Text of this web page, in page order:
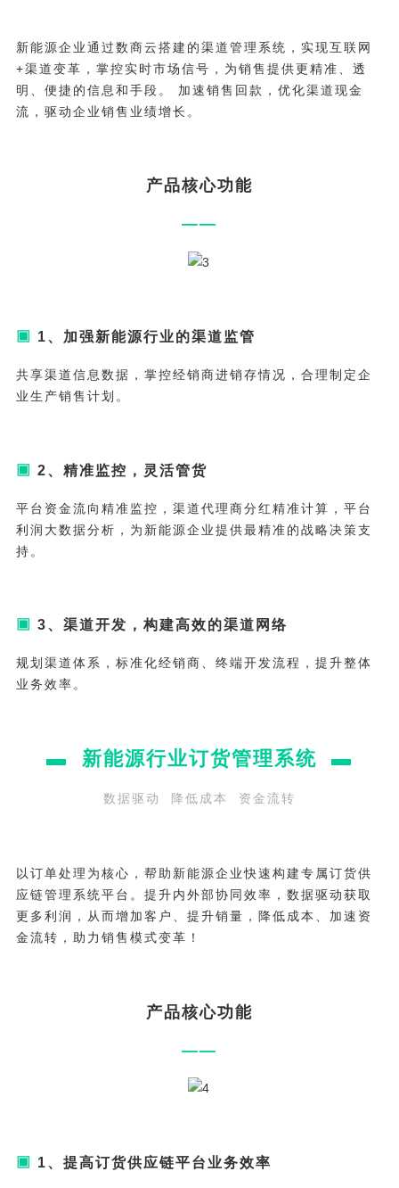
新能源企业通过数商云搭建的渠道管理系统，实现互联网
+渠道变革，掌控实时市场信号，为销售提供更精准、透
明、便捷的信息和手段。 加速销售回款，优化渠道现金
流，驱动企业销售业绩增长。
产品核心功能
——
▣ 1、加强新能源行业的渠道监管
共享渠道信息数据，掌控经销商进销存情况，合理制定企
业生产销售计划。
▣ 2、精准监控，灵活管货
平台资金流向精准监控，渠道代理商分红精准计算，平台
利润大数据分析，为新能源企业提供最精准的战略决策支
持。
▣ 3、 渠道开发，构建高效的渠道网络
规划渠道体系，标准化经销商、终端开发流程，提升整体
业务效率。
▬ 新能源行业订货管理系统 ▬
数据驱动 降低成本 资金流转
以订单处理为核心，帮助新能源企业快速构建专属订货供
应链管理系统平台。提升内外部协同效率，数据驱动获取
更多利润，从而增加客户、提升销量，降低成本、加速资
金流转，助力销售模式变革！
产品核心功能
——
▣ 1、提高订货供应链平台业务效率